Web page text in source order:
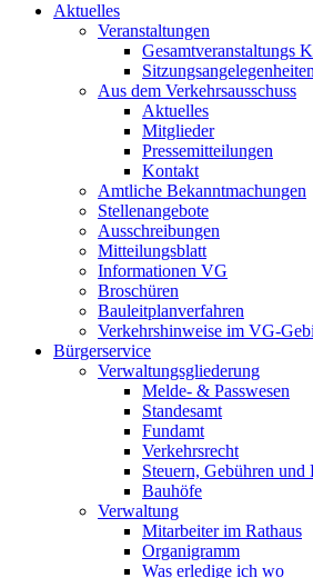
Aktuelles
Veranstaltungen
Gesamtveranstaltungs
Sitzungsangelegenheiten
Aus dem Verkehrsausschuss
Aktuelles
Mitglieder
Pressemitteilungen
Kontakt
Amtliche Bekanntmachungen
Stellenangebote
Ausschreibungen
Mitteilungsblatt
Informationen VG
Broschüren
Bauleitplanverfahren
Verkehrshinweise im VG-
Bürgerservice
Verwaltungsgliederung
Melde- & Passwesen
Standesamt
Fundamt
Verkehrsrecht
Steuern, Gebühren und
Bauhöfe
Verwaltung
Mitarbeiter im Rathaus
Organigramm
Was erledige ich wo